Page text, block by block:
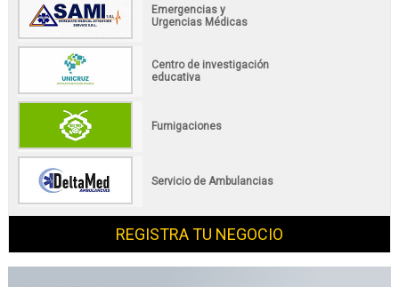
Emergencias y
Urgencias Médicas
Centro de investigación
educativa
Fumigaciones
Servicio de Ambulancias
REGISTRA TU NEGOCIO